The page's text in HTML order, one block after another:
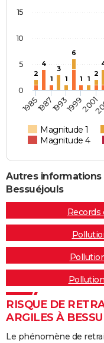
2
4
1
3
1
6
1 1
2
Magnitude 1
Magnitude 4
19851987199319992001
0
5
10
15
Autres
Bessuéjouls
Records
RISQUE DE
ARGILES À
Le phénomène de